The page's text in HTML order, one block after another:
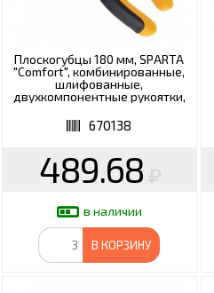
Плоскогубцы 180 мм, SPARTA
"Comfort", комбинированные,
шлифованные,
двухкомпонентные рукоятки,
670138
489.68
в наличии
В КОРЗИНУ